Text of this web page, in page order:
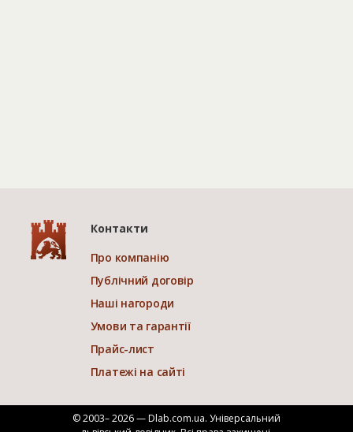
Контакти
Про компанію
Публічний договір
Наші нагороди
Умови та гарантії
Прайс-лист
Платежі на сайті
© 2003– 2026 — Dlab.com.ua. Універсальний